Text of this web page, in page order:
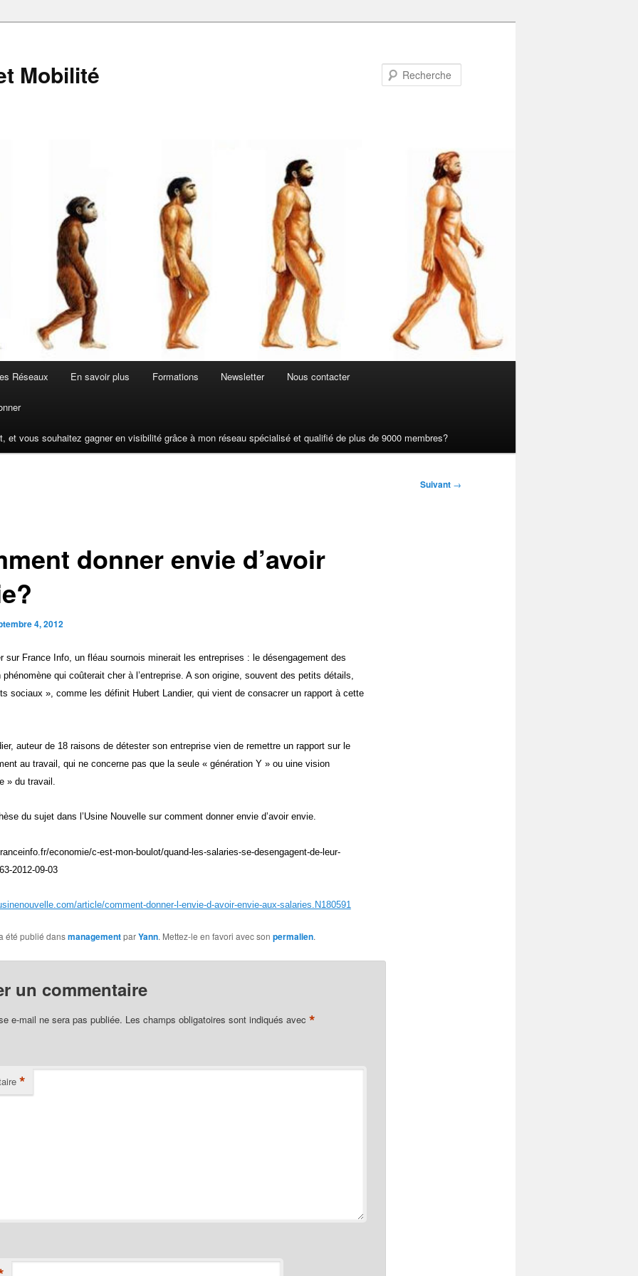
Mobilité
Réseaux En savoir plus Formations Newsletter Nous contacter
et vous souhaitez gagner en visibilité grâce à mon réseau spécialisé et qualifié de plus de 9000 membres?
Suivant →
donner envie d’avoir
4, 2012
sur France Info, un fléau sournois minerait les entreprises : le désengagement des
qui coûterait cher à l’entreprise. A son origine, souvent des petits détails,
sociaux », comme les définit Hubert Landier, qui vient de consacrer un rapport à cette
auteur de 18 raisons de détester son entreprise vien de remettre un rapport sur le
au travail, qui ne concerne pas que la seule « génération Y » ou uine vision
» du travail.
du sujet dans l’Usine Nouvelle sur comment donner envie d’avoir envie.
economie/c-est-mon-boulot/quand-les-salaries-se-desengagent-de-leur-
2012-09-03
article/comment-donner-l-envie-d-avoir-envie-aux-salaries.N180591
été publié dansmanagementparYann. Mettez-le en favori avec son permalien.
un commentaire
e-mail ne sera pas publiée. Les champs obligatoires sont indiqués avec *
*